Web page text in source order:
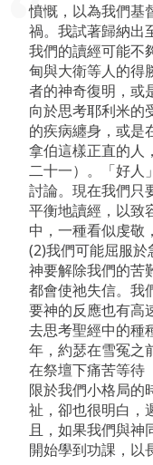
憤慨，以為我們基
禍。我試著歸納出
我們的讀經可能不
甸與大衛等人的得
者的神奇復明，或
向於思考耶利米的
的疾病纏身，或是
拿伯這樣正直的人
二十一）。「好人
討論。現在我們只
平衡地讀經，以致
中，一種看似虔敬
(2)我們可能屈服
神要解除我們的苦
都會使祂失信。我
要神的反應也有高
去思考聖經中的種
年，約瑟在雪冤之
在祭壇下痛苦等待
限於我們小格局的
祉，卻也很明白，
且，如果我們與神
開始學到功課，以